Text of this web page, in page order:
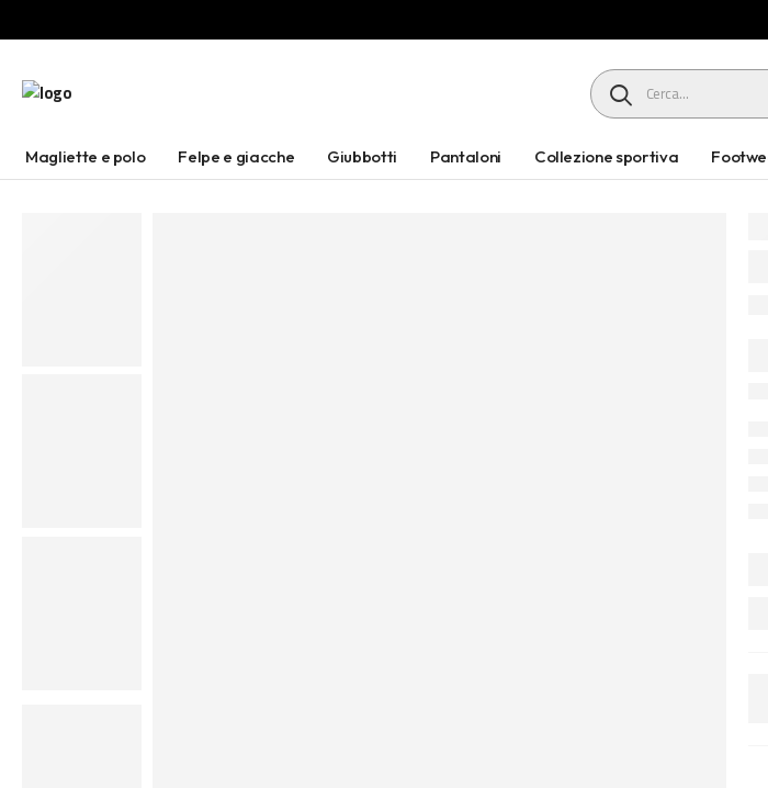
HEADER
Magliette e polo Felpe e giacche Giubbotti Pantaloni Collezione sportiva